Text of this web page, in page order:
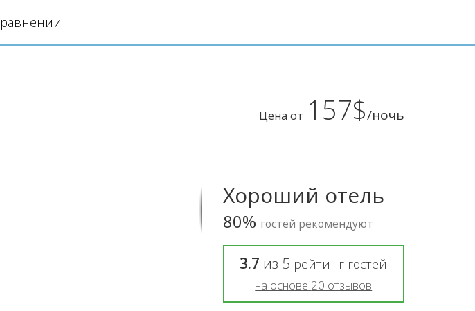
Цена от 157$/ночь
Хороший отель
80% гостей рекомендуют
3.7 из 5 рейтинг гостей
на основе 20 отзывов